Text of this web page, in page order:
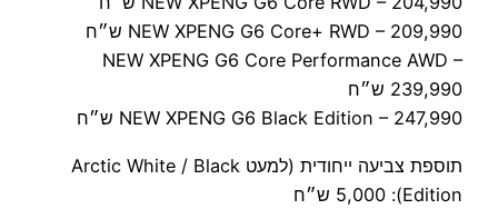
NEW XPENG G6 Core+ RWD – 209,990 ש״ח
NEW XPENG G6 Core Performance AWD –
239,990 ש״ח
NEW XPENG G6 Black Edition – 247,990 ש״ח
תוספת צביעה ייחודית (למעט Arctic White / Black
Edition): 5,000 ש״ח